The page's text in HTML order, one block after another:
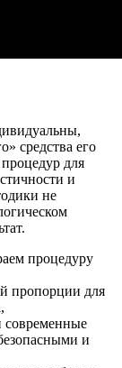
средства его
для
и
не
процедуру
пропорции для
современные
и